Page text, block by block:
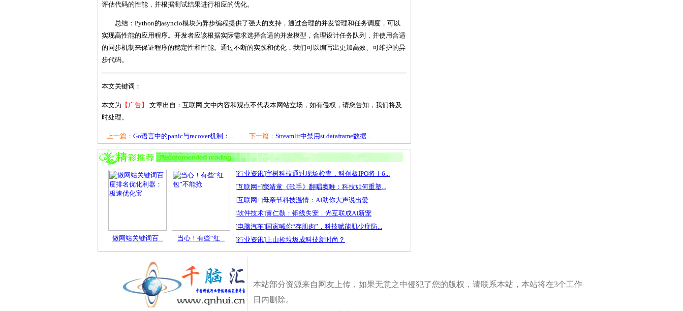
评估代码的性能，并根据测试结果进行相应的优化。
总结：Python的asyncio模块为异步编程提供了强大的支持，通过合理的并发管理和任务调度，可以
实现高性能的应用程序。开发者应该根据实际需求选择合适的并发模型，合理设计任务队列，并使用合适
的同步机制来保证程序的稳定性和性能。通过不断的实践和优化，我们可以编写出更加高效、可维护的异
步代码。
本文关键词：
本文为 【广告】
文章出自：互联网,文中内容和观点不代表本网站立场，如有侵权，请您告知，我们将及
时处理。
上一篇： Go语言中的panic与recover机制：... 下一篇： Streamlit中禁用st.dataframe数据...
做网站关键词百... 当心！有些“红...
[行业资讯]宇树科技通过现场检查，科创板IPO将于6...
[互联网+]窦靖童《歌手》翻唱窦唯：科技如何重塑...
[互联网+]母亲节科技温情：AI助你大声说出爱
[软件技术]黄仁勋：铜线失宠，光互联成AI新宠
[电脑汽车]国家喊你“存肌肉”，科技赋能肌少症防...
[行业资讯]上山捡垃圾成科技新时尚？
本站部分资源来自网友上传，如果无意之中侵犯了您的版权，请联系本站，本站将在3个工作
日内删除。